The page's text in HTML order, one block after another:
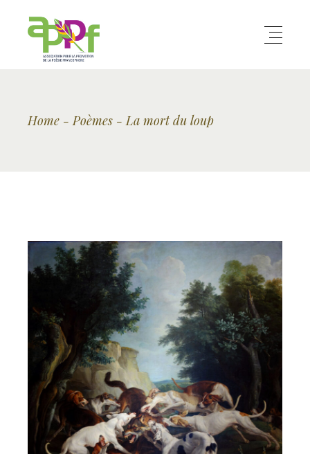
Home Poèmes La mort du loup